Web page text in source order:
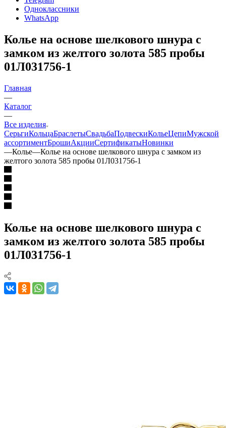
Одноклассники
WhatsApp
Колье на основе шелкового шнура с
замком из желтого золота 585 пробы
01Л031756-1
Главная
—
Каталог
—
Все изделия
СерьгиКольцаБраслетыСвадьбаПодвескиКольеЦепиМужской
ассортиментБрошиАкцииСертификатыНовинки
—Колье—Колье на основе шелкового шнура с замком из
желтого золота 585 пробы 01Л031756-1
Колье на основе шелкового шнура с
замком из желтого золота 585 пробы
01Л031756-1